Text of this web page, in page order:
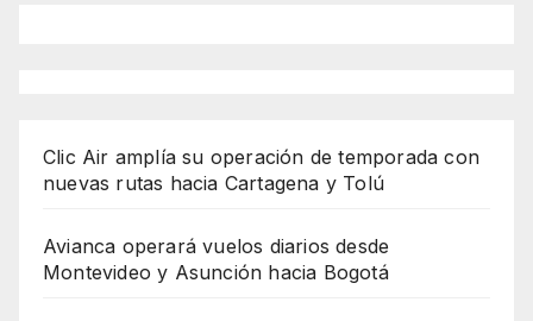
Clic Air amplía su operación de temporada con
nuevas rutas hacia Cartagena y Tolú
Avianca operará vuelos diarios desde
Montevideo y Asunción hacia Bogotá